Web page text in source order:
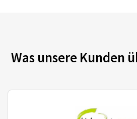
Was unsere Kunden